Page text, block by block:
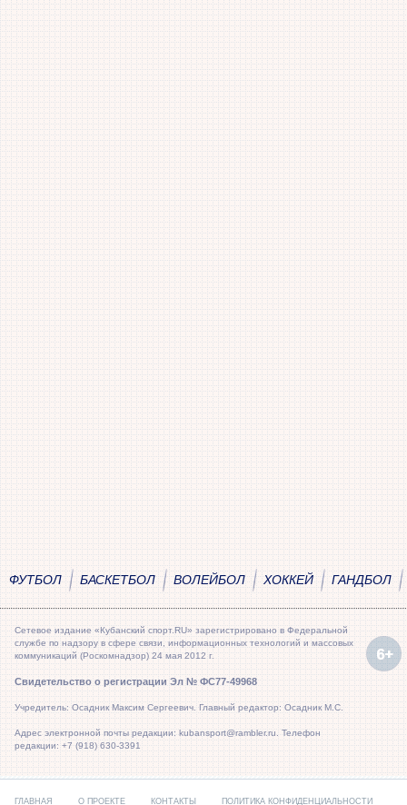
ФУТБОЛ БАСКЕТБОЛ ВОЛЕЙБОЛ ХОККЕЙ ГАНДБОЛ
Сетевое издание «Кубанский спорт.RU» зарегистрировано в Федеральной
службе по надзору в сфере связи, информационных технологий и массовых
коммуникаций (Роскомнадзор) 24 мая 2012 г.
Свидетельство о регистрации Эл № ФС77-49968
Учредитель: Осадник Максим Сергеевич. Главный редактор: Осадник М.С.
Адрес электронной почты редакции: kubansport@rambler.ru. Телефон
редакции: +7 (918) 630-3391
ГЛАВНАЯ О ПРОЕКТЕ КОНТАКТЫ ПОЛИТИКА КОНФИДЕНЦИАЛЬНОСТИ